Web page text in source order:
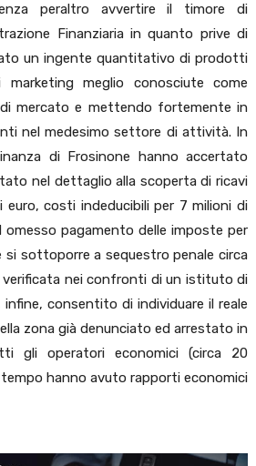
peraltro avvertire il timore di
Finanziaria in quanto prive di
un ingente quantitativo di prodotti
meglio conosciute come
mercato e mettendo fortemente in
nel medesimo settore di attività. In
di Frosinone hanno accertato
nel dettaglio alla scoperta di ricavi
euro, costi indeducibili per 7 milioni di
pagamento delle imposte per
si sottoporre a sequestro penale circa
nei confronti di un istituto di
consentito di individuare il reale
zona già denunciato ed arrestato in
gli operatori economici (circa 20
hanno avuto rapporti economici